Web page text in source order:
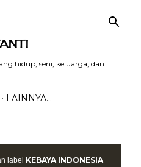
hidup, seni, keluarga, dan
LAINNYA…
label KEBAYA INDONESIA